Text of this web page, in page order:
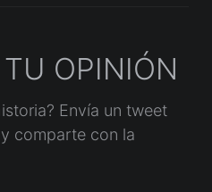
OPINIÓN
Envía un tweet
comparte con la